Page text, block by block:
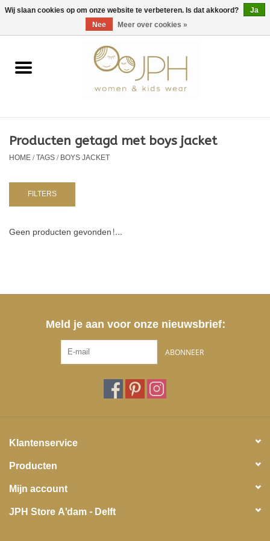
EUR/GBP/USD 0 Artikelen - €0,00
Home
Kids
NURSERY / TABLEWARE
Producten getagd met boys jacket
HOME/TAGS/BOYS JACKET
FILTERS
Geen producten gevonden!...
Meld je aan voor onze nieuwsbrief:
ABONNEER
Klantenservice
Producten
Mijn account
JPH Store A'dam - Delft
Wij slaan cookies op om onze website te verbeteren. Is dat akkoord?
Ja
Nee
Meer over cookies »